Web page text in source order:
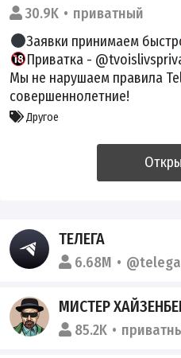
30.9K
приватный
Заявки принимаем
Приватка -
Мы не нарушаем правила
совершеннолетние!
Другое
ТЕЛЕГА
6.68M
МИСТЕР
85.2K